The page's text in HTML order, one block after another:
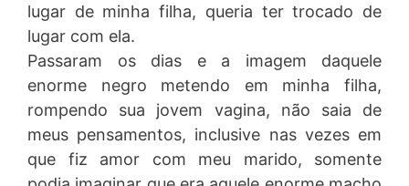
lugar de minha filha, queria ter trocado de
lugar com ela.
Passaram os dias e a imagem daquele
enorme negro metendo em minha filha,
rompendo sua jovem vagina, não saia de
meus pensamentos, inclusive nas vezes em
que fiz amor com meu marido, somente